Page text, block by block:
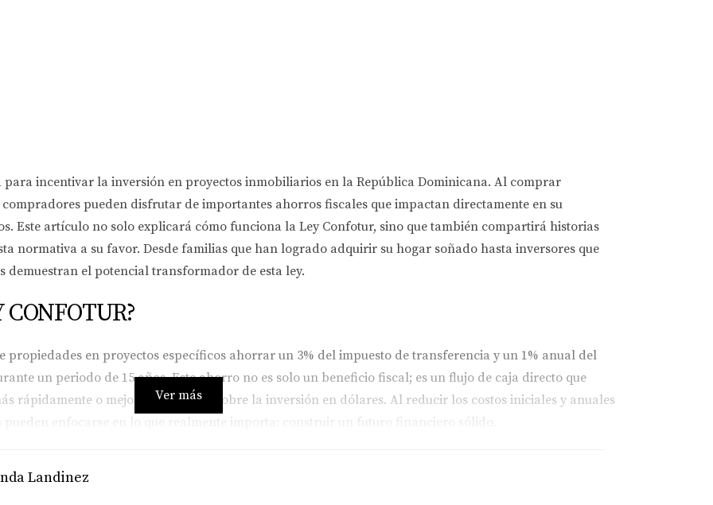
incentivar la inversión en proyectos inmobiliarios en la República Dominicana. Al comprar
pueden disfrutar de importantes ahorros fiscales que impactan directamente en su
Este artículo no solo explicará cómo funciona la Ley Confotur, sino que también compartirá historias
normativa a su favor. Desde familias que han logrado adquirir su hogar soñado hasta inversores que
demuestran el potencial transformador de esta ley.
propiedades en proyectos específicos ahorrar un 3% del impuesto de transferencia y un 1% anual del
un periodo de 15 años. Este ahorro no es solo un beneficio fiscal; es un flujo de caja directo que
rápidamente o mejorar el retorno sobre la inversión en dólares. Al reducir los costos iniciales y anuales
enfocarse en lo que realmente importa: construir un futuro financiero sólido.
TUS DUDAS... VER MÁS
Ver más
Landinez